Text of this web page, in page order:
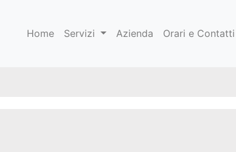
Home Servizi Azienda Orari e Contatti